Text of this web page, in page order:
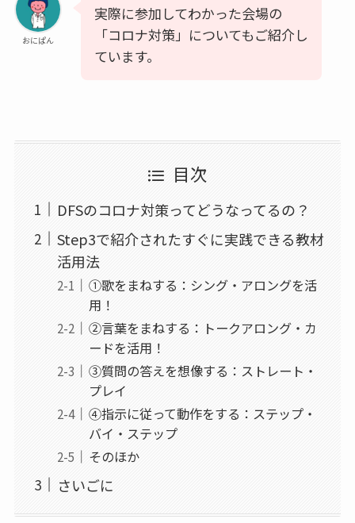
おにぱん
実際に参加してわかった会場の
「コロナ対策」についてもご紹介し
ています。
目次
DFSのコロナ対策ってどうなってるの？
Step3で紹介されたすぐに実践できる教材
活用法
①歌をまねする：シング・アロングを活
用！
②言葉をまねする：トークアロング・カ
ードを活用！
③質問の答えを想像する：ストレート・
プレイ
④指示に従って動作をする：ステップ・
バイ・ステップ
そのほか
さいごに